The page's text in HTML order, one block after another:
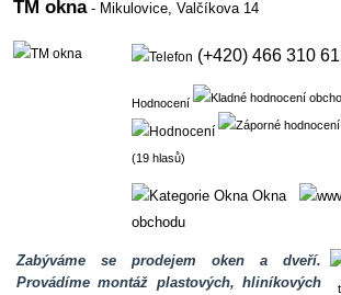
TM okna- Mikulovice,Valčíkova 14
(+420) 466 310
Hodnocení
(19 hlasů)
Okna
obchodu
Zabýváme se prodejem oken a dveří.
Provádíme montáž plastových, hliníkových